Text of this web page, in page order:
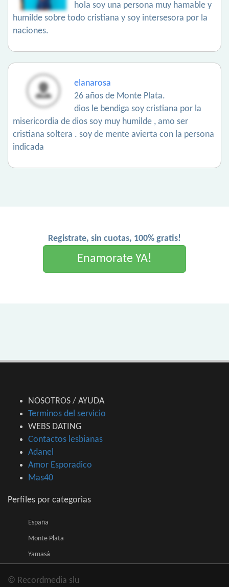
hola soy una persona muy hamable y
humilde sobre todo cristiana y soy intersesora por la
naciones.
elanarosa
26 años de Monte Plata.
dios le bendiga soy cristiana por la
misericordia de dios soy muy humilde , amo ser
cristiana soltera . soy de mente avierta con la persona
indicada
Registrate, sin cuotas, 100% gratis!
Enamorate YA!
NOSOTROS / AYUDA
Terminos del servicio
WEBS DATING
Contactos lesbianas
Adanel
Amor Esporadico
Mas40
Perfiles por categorias
España
Monte Plata
Yamasá
© Recordmedia slu